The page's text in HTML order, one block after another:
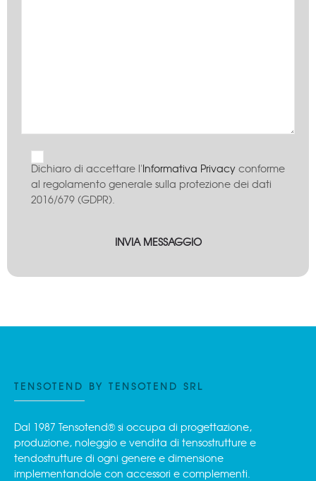
Dichiaro di accettare l'Informativa Privacy conforme
al regolamento generale sulla protezione dei dati
2016/679 (GDPR).
TENSOTEND BY TENSOTEND SRL
Dal 1987 Tensotend® si occupa di progettazione,
produzione, noleggio e vendita di tensostrutture e
tendostrutture di ogni genere e dimensione
implementandole con accessori e complementi.